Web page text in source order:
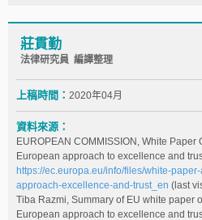
莊貫勤
法律研究員 編譯整理
上稿時間： 2020年04月
資料來源：
EUROPEAN COMMISSION, White Paper
European approach to excellence and
https://ec.europa.eu/info/files/white-
approach-excellence-and-trust_en (last
Tiba Razmi, Summary of EU white paper
European approach to excellence and